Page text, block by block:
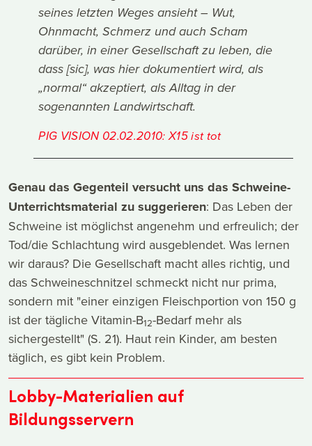
seines letzten Weges ansieht – Wut,
Ohnmacht, Schmerz und auch Scham
darüber, in einer Gesellschaft zu leben, die
dass [sic], was hier dokumentiert wird, als
„normal“ akzeptiert, als Alltag in der
sogenannten Landwirtschaft.
PIG VISION 02.02.2010: X15 ist tot
Genau das Gegenteil versucht uns das Schweine-
Unterrichtsmaterial zu suggerieren: Das Leben der
Schweine ist möglichst angenehm und erfreulich; der
Tod/die Schlachtung wird ausgeblendet. Was lernen
wir daraus? Die Gesellschaft macht alles richtig, und
das Schweineschnitzel schmeckt nicht nur prima,
sondern mit "einer einzigen Fleischportion von 150 g
ist der tägliche Vitamin-B12-Bedarf mehr als
sichergestellt" (S. 21). Haut rein Kinder, am besten
täglich, es gibt kein Problem.
Lobby-Materialien auf
Bildungsservern